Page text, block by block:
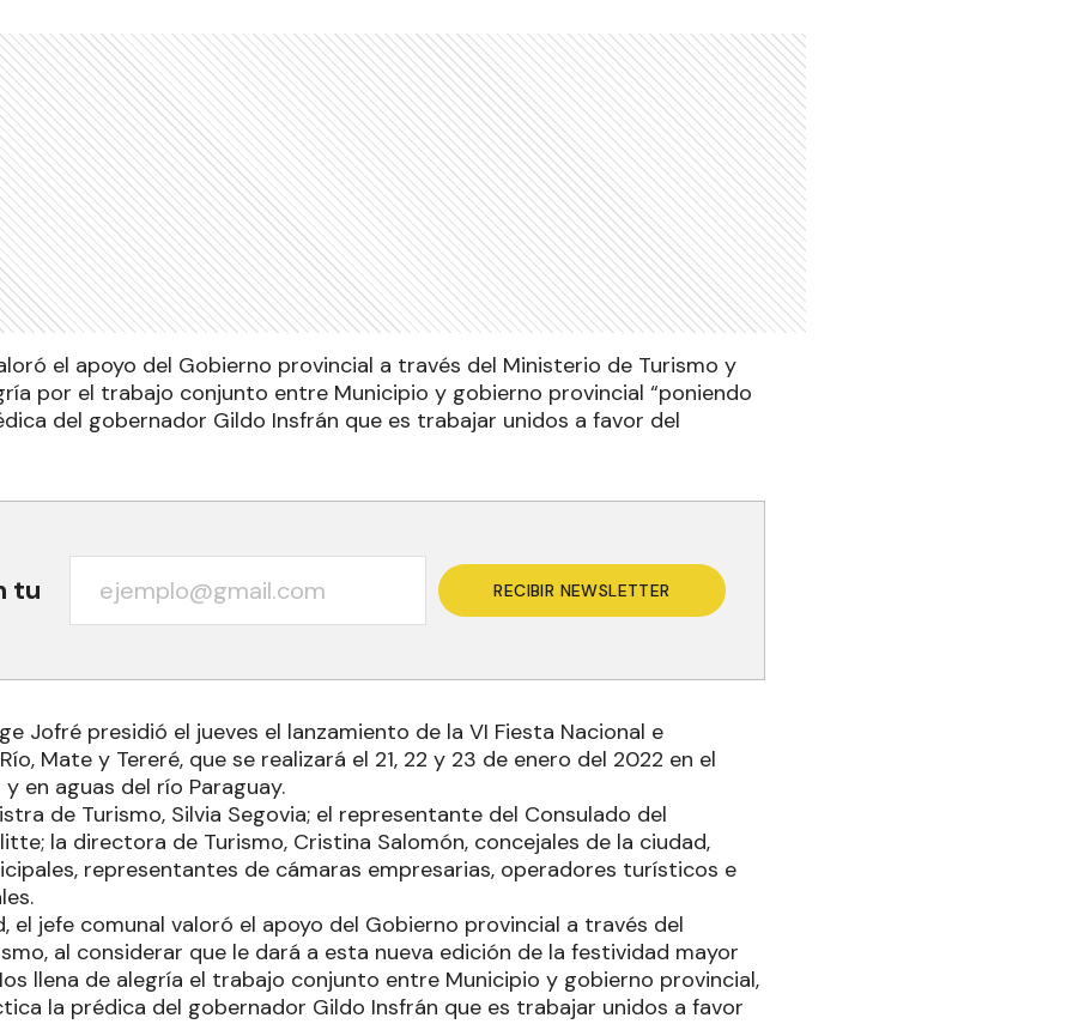
el apoyo del Gobierno provincial a través del Ministerio de Turismo y
por el trabajo conjunto entre Municipio y gobierno provincial “poniendo
del gobernador Gildo Insfrán que es trabajar unidos a favor del
tu RECIBIR NEWSLETTER
Jofré presidió el jueves el lanzamiento de la VI Fiesta Nacional e
Mate y Tereré, que se realizará el 21, 22 y 23 de enero del 2022 en el
en aguas del río Paraguay.
de Turismo, Silvia Segovia; el representante del Consulado del
la directora de Turismo, Cristina Salomón, concejales de la ciudad,
representantes de cámaras empresarias, operadores turísticos e
el jefe comunal valoró el apoyo del Gobierno provincial a través del
al considerar que le dará a esta nueva edición de la festividad mayor
llena de alegría el trabajo conjunto entre Municipio y gobierno provincial,
la prédica del gobernador Gildo Insfrán que es trabajar unidos a favor